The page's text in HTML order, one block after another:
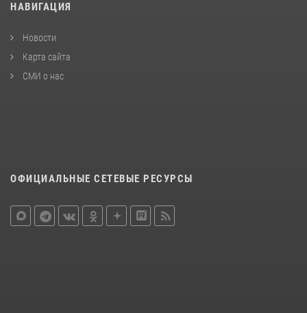
НАВИГАЦИЯ
Новости
Карта сайта
СМИ о нас
ОФИЦИАЛЬНЫЕ СЕТЕВЫЕ РЕСУРСЫ